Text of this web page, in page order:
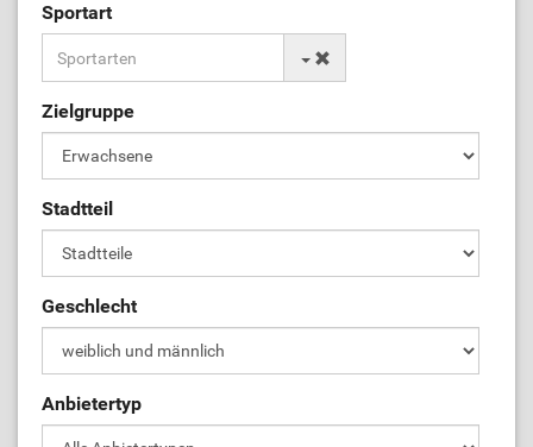
Sportart
Zielgruppe
Stadtteil
Geschlecht
Anbietertyp